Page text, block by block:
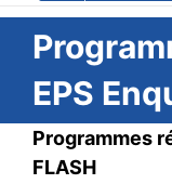
EPS
Programmes
FLASH